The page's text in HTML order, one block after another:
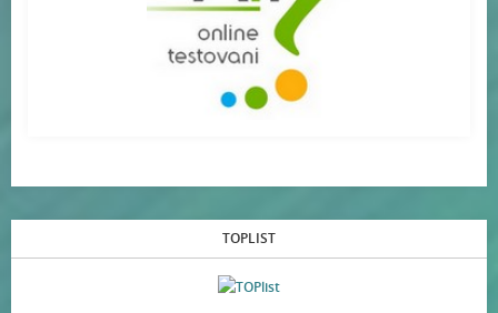
TOPLIST